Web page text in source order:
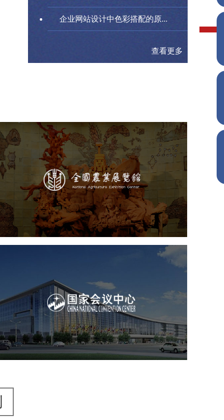
企业网站设计中色彩搭配的原...
查看更多
农业展览馆
文化艺术 展馆网站建设
博物馆展厅设计
数字博物馆建设
展厅空间设计
企业展厅设计
公司展厅设计
北京展厅设计 产品展厅设计
国家会议中心
服务行业 专业服务 网站建设 网站设计